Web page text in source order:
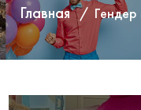
Главная Гендер